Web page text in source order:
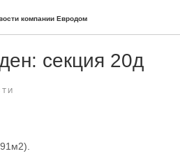
компании Евродом
секция 20д